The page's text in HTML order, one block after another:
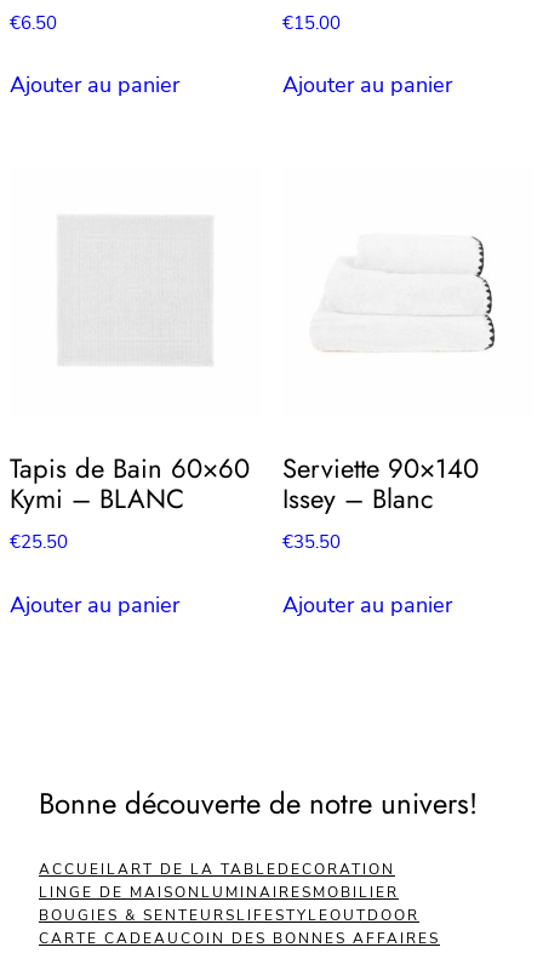
€6.50
Ajouter au panier
€15.00
Ajouter au panier
Tapis de Bain 60×60
Kymi – BLANC
€25.50
Ajouter au panier
Serviette 90×140
Issey – Blanc
€35.50
Ajouter au panier
Bonne découverte de notre univers!
ACCUEILART DE LA TABLEDECORATION
LINGE DE MAISON LUMINAIRESMOBILIER
BOUGIES & SENTEURSLIFESTYLEOUTDOOR
CARTE CADEAUCOIN DES BONNES AFFAIRES